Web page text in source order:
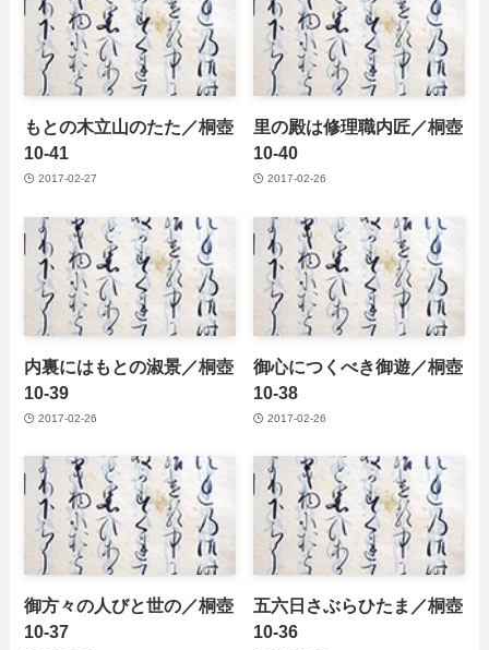
もとの木立山のたた／桐壺
10-41
2017-02-27
里の殿は修理職内匠／桐壺
10-40
2017-02-26
内裏にはもとの淑景／桐壺
10-39
2017-02-26
御心につくべき御遊／桐壺
10-38
2017-02-26
御方々の人びと世の／桐壺
10-37
五六日さぶらひたま／桐壺
10-36